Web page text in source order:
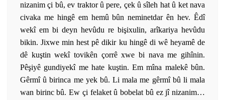
nizanim çi bû, ev traktor û pere, çek û sîleh hat û ket nava
civaka me hingê em hemû bûn neminetdar ên hev. Êdî
wekî em bi deyn hevûdu re bişixulin, arîkariya hevûdu
bikin. Jixwe min hest pê dikir ku hingê di wê heyamê de
dê kuştin wekî tovikên çorrê xwe bi nava me gihînin.
Pêşiyê gundiyekî me hate kuştin. Em mîna malekê bûn.
Gêrmî û birinca me yek bû. Li mala me gêrmî bû li mala
wan birinc bû. Ew çi felaket û bobelat bû ez jî nizanim…